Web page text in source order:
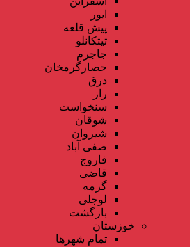
ایور
پیش قلعه
تیتکانلو
جاجرم
حصارگرمخان
درق
راز
سنخواست
شوقان
شیروان
صفی آباد
فاروج
قاضی
گرمه
لوجلی
بازگشت
خوزستان
تمام شهر‌ها